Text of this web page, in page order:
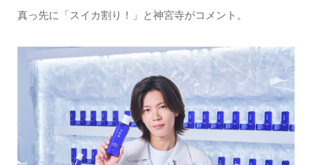
真っ先に「スイカ割り！」と神宮寺がコメント。